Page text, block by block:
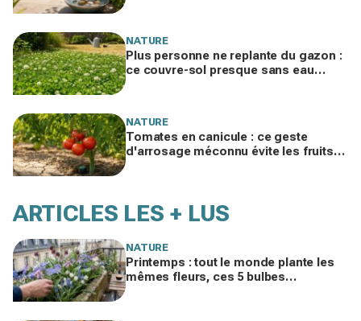
NATURE
Plus personne ne replante du gazon :
ce couvre-sol presque sans eau
NATURE
Tomates en canicule : ce geste
d'arrosage méconnu évite les fruits
ARTICLES LES + LUS
NATURE
Printemps : tout le monde plante les
mêmes fleurs, ces 5 bulbes